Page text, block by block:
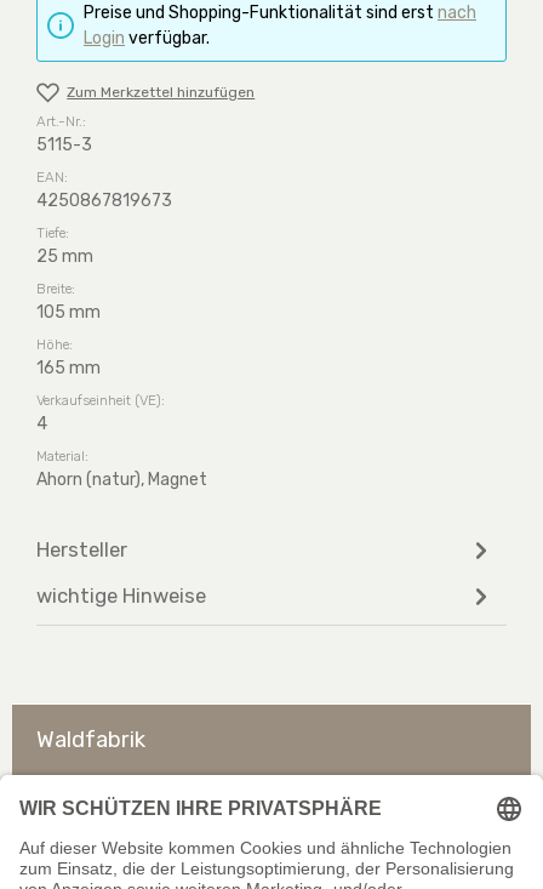
Preise und Shopping-Funktionalität sind erst nach
Login verfügbar.
Zum Merkzettel hinzufügen
Art.-Nr.:
5115-3
EAN:
4250867819673
Tiefe:
25 mm
Breite:
105 mm
Höhe:
165 mm
Verkaufseinheit (VE):
4
Material:
Ahorn (natur), Magnet
Hersteller
wichtige Hinweise
Waldfabrik
So erreichen Sie uns
Rechtliches